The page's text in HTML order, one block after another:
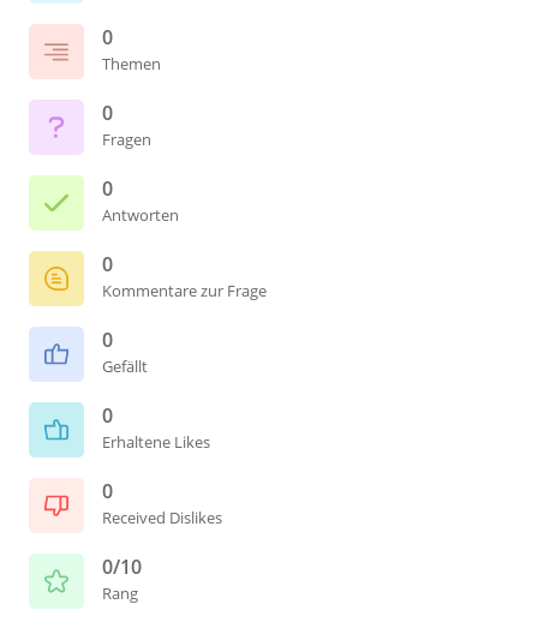
0
Themen
0
Fragen
0
Antworten
0
Kommentare zur Frage
0
Gefällt
0
Erhaltene Likes
0
Received Dislikes
0/10
Rang